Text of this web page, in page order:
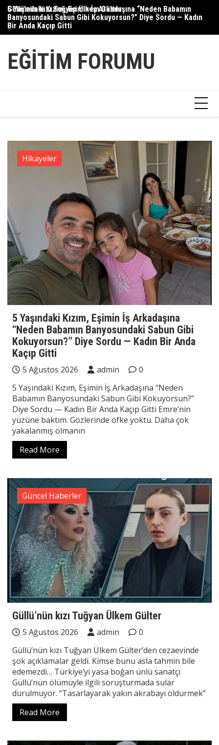
Skip
content
5 Yaşındaki Kızım, Eşimin İş Arkadaşına “Neden Babamın
Banyosundaki Sabun Gibi Kokuyorsun?” Diye Sordu — Kadın
Bir Anda Kaçıp Gitti
Güllü’nün kızı Tuğyan Ülkem Gülter
EĞITIM FORUMU
Hikayeler
5 Yaşındaki Kızım, Eşimin İş Arkadaşına
“Neden Babamın Banyosundaki Sabun Gibi
Kokuyorsun?” Diye Sordu — Kadın Bir Anda
Kaçıp Gitti
5 Ağustos 2026 admin
0
5 Yaşındaki Kızım, Eşimin İş Arkadaşına “Neden
Babamın Banyosundaki Sabun Gibi Kokuyorsun?”
Diye Sordu — Kadın Bir Anda Kaçıp Gitti Emre’nin
yüzüne baktım. Gözlerinde öfke yoktu. Daha çok
yakalanmış olmanın
Read More
Güncel Haberler
Güllü’nün kızı Tuğyan Ülkem Gülter
5 Ağustos 2026 admin
0
Güllü’nün kızı Tuğyan Ülkem Gülter’den cezaevinde
şok açıklamalar geldi. Kimse bunu asla tahmin bile
edemezdi… Türkiye’yi yasa boğan ünlü sanatçı
Güllü’nün ölümüyle ilgili soruşturmada sular
durulmuyor. “Tasarlayarak yakın akrabayı öldürmek”
Read More